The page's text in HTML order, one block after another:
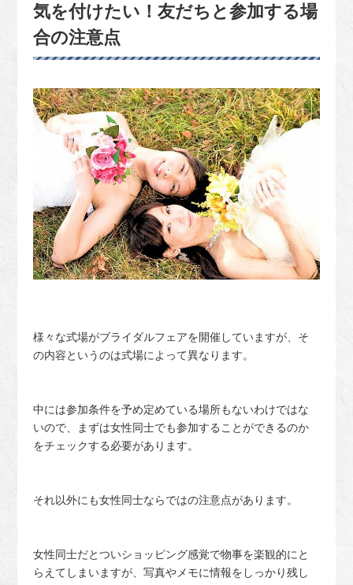
気を付けたい！友だちと参加する場
合の注意点
様々な式場がブライダルフェアを開催していますが、そ
の内容というのは式場によって異なります。
中には参加条件を予め定めている場所もないわけではな
いので、まずは女性同士でも参加することができるのか
をチェックする必要があります。
それ以外にも女性同士ならではの注意点があります。
女性同士だとついショッピング感覚で物事を楽観的にと
らえてしまいますが、写真やメモに情報をしっかり残し